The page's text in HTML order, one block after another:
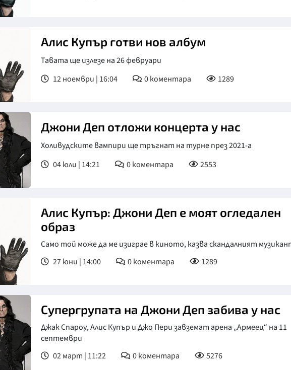
Алис Купър готви нов албум
Тавата ще излезе на 26 февруари
12 ноември | 16:04
0коментара 1289
Джони Деп отложи концерта у нас
Холивудските вампири ще тръгнат на турне през 2021-а
04 юли | 14:21
0коментара 2553
Алис Купър: Джони Деп е моят огледален
образ
Само той може да ме изиграе в киното, казва скандалният
27 юни | 14:00
0коментара 1289
Супергрупата на Джони Деп забива у нас
Джак Спароу, Алис Купър и Джо Пери завземат арена „Армеец“ на 11
септември
02 март | 11:22
0коментара 5276